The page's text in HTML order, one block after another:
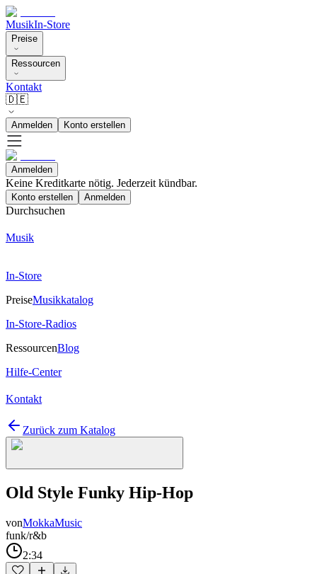
MusikIn-Store
Preise
Ressourcen
Kontakt
🇩🇪
Anmelden Konto erstellen
Anmelden
Keine Kreditkarte nötig. Jederzeit kündbar.
Konto erstellen Anmelden
Durchsuchen
Musik
In-Store
PreiseMusikkatalog
In-Store-Radios
RessourcenBlog
Hilfe-Center
Kontakt
Zurück zum Katalog
Old Style Funky Hip-Hop
vonMokkaMusic
funk/r&b
2:34